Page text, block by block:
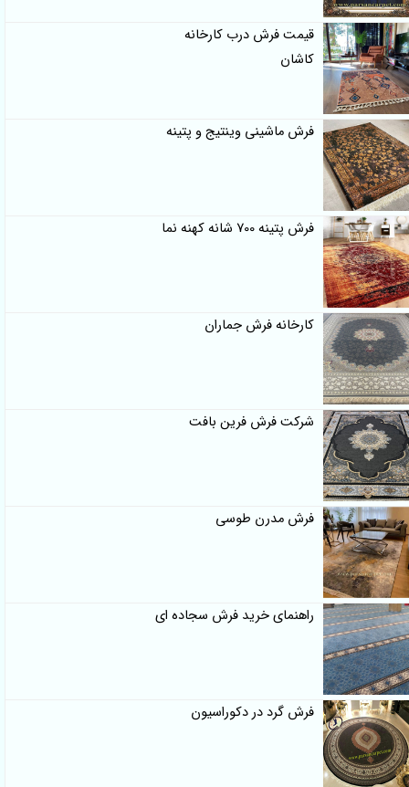
قیمت فرش درب کارخانه
کاشان
فرش ماشینی وینتیج و پتینه
فرش پتینه 700 شانه کهنه نما
کارخانه فرش جماران
شرکت فرش فرین بافت
فرش مدرن طوسی
راهنمای خرید فرش سجاده ای
فرش گرد در دکوراسیون